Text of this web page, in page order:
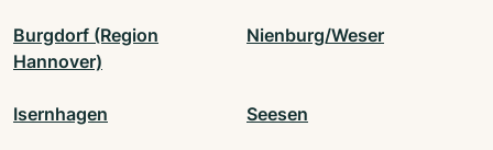
Burgdorf (Region
Hannover)
Nienburg/Weser
Isernhagen Seesen